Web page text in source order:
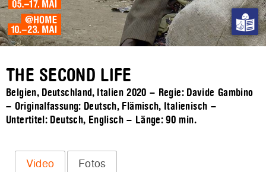
THE SECOND LIFE
Belgien, Deutschland, Italien 2020 – Regie: Davide Gambino
– Originalfassung: Deutsch, Flämisch, Italienisch –
Untertitel: Deutsch, Englisch – Länge:90 min.
Video Fotos